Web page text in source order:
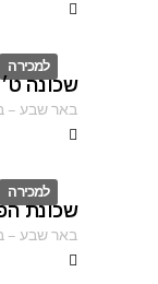
למכירה
ID
שכונה ט׳
באר שבע–
למכירה
ID
שכונת
באר שבע–